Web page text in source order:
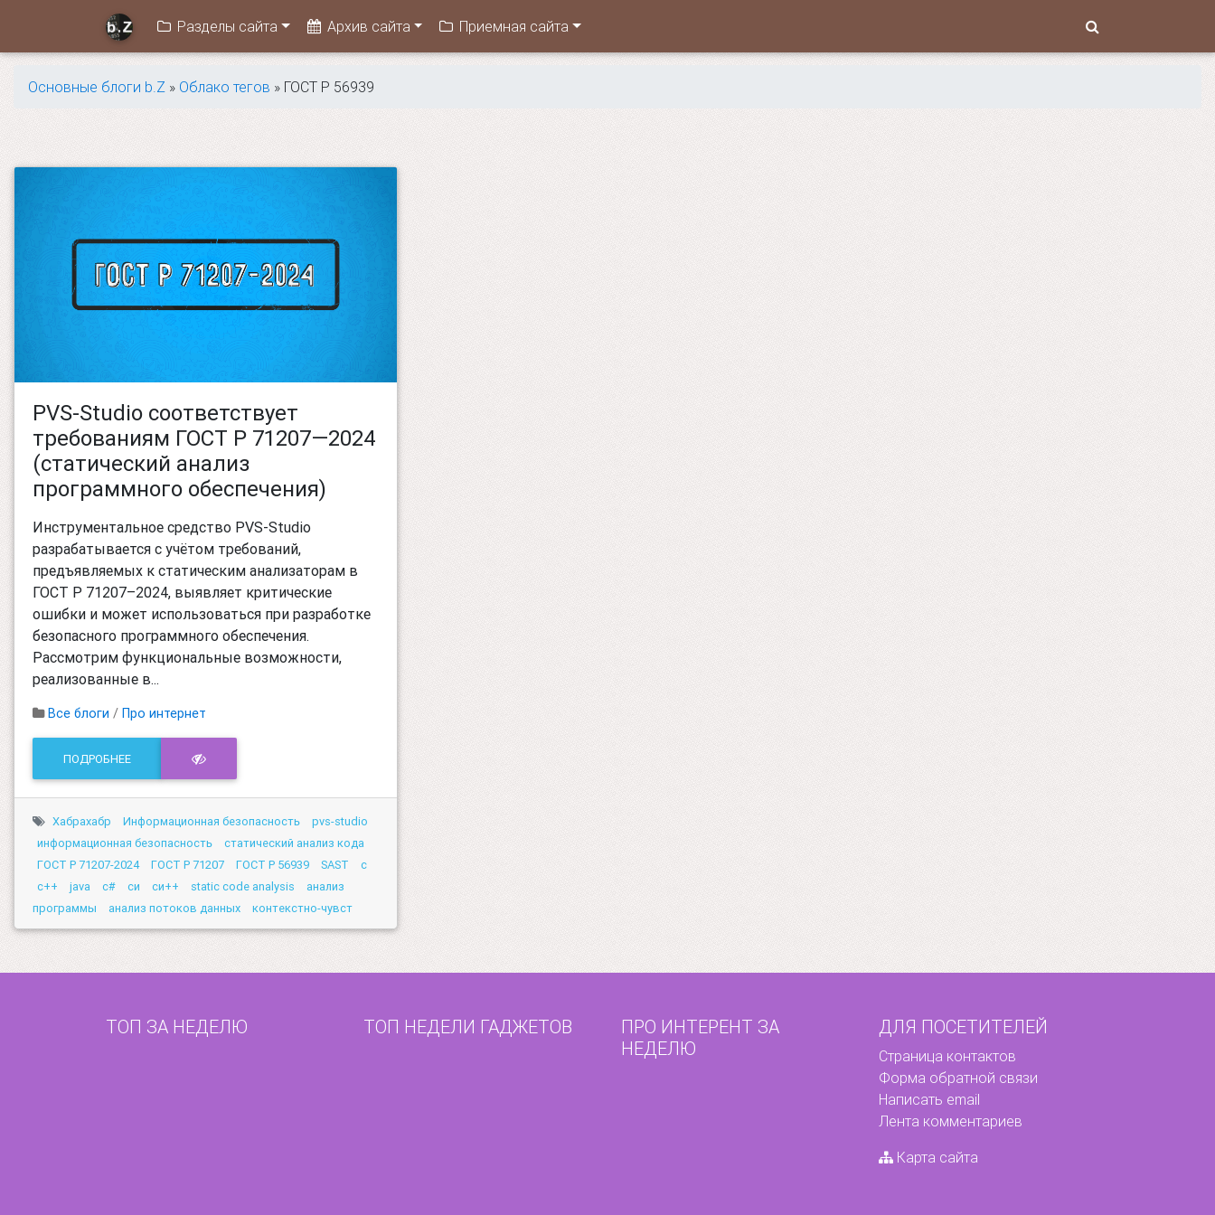
Разделы сайта Архив сайта Приемная сайта
Основные блоги b.Z » Облако тегов » ГОСТ Р 56939
PVS-Studio соответствует
требованиям ГОСТ Р 71207—2024
(статический анализ
программного обеспечения)
Инструментальное средство PVS-Studio
разрабатывается с учётом требований,
предъявляемых к статическим анализаторам в
ГОСТ Р 71207–2024, выявляет критические
ошибки и может использоваться при разработке
безопасного программного обеспечения.
Рассмотрим функциональные возможности,
реализованные в...
Все блоги / Про интернет
ПОДРОБНЕЕ
Хабрахабр Информационная безопасность
pvs-studio
информационная безопасность
статический анализ кода
ГОСТ Р 71207-2024
ГОСТ Р 71207 ГОСТ Р 56939 SAST
c
c++
java c# си си++ static code analysis
анализ
программы
анализ потоков данных контекстно-чувст
ТОП ЗА НЕДЕЛЮ ТОП НЕДЕЛИ ГАДЖЕТОВ
ПРО ИНТЕРЕНТ ЗА
НЕДЕЛЮ
ДЛЯ ПОСЕТИТЕЛЕЙ
Страница контактов
Форма обратной связи
Написать email
Лента комментариев
Карта сайта